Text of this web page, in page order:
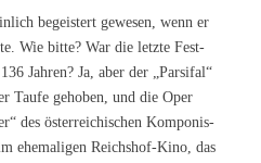
be­geis­tert ge­we­sen, wenn er
Wie bit­te? War die letz­te Fest­
Jah­ren? Ja, aber der „Par­si­fal“
Tau­fe ge­ho­ben, und die Oper
des ös­ter­rei­chi­schen Kom­po­nis­
ehe­ma­li­gen Reichs­hof-Kino, das